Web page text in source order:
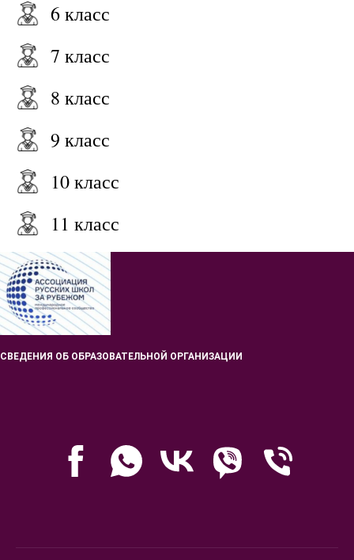
6 класс
7 класс
8 класс
9 класс
10 класс
11 класс
СВЕДЕНИЯ ОБ ОБРАЗОВАТЕЛЬНОЙ ОРГАНИЗАЦИИ